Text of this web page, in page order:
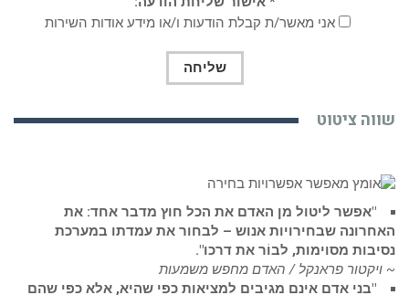
אני מאשר/ת קבלת הודעות ו/או מידע אודות השירות
ציטוט
"אפשר ליטול מן האדם את הכל חוץ מדבר אחד: את
שבחירויות אנוש – לבחור את עמדתו במערכת
מסוימות, לבוֹר את דרכו".
פראנקל / האדם מחפש משמעות
"בני אדם אינם מגיבים למציאות כפי שהיא, אלא כפי שהם